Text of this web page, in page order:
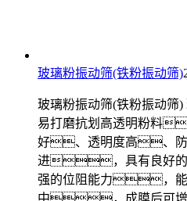
玻璃粉振动筛(铁粉振动筛)
玻璃粉振动筛(铁粉振动筛
易打磨抗划高透明粉料
好、透明度高、防
进，具有良好的
强的位阻能力，能
中，成膜后可